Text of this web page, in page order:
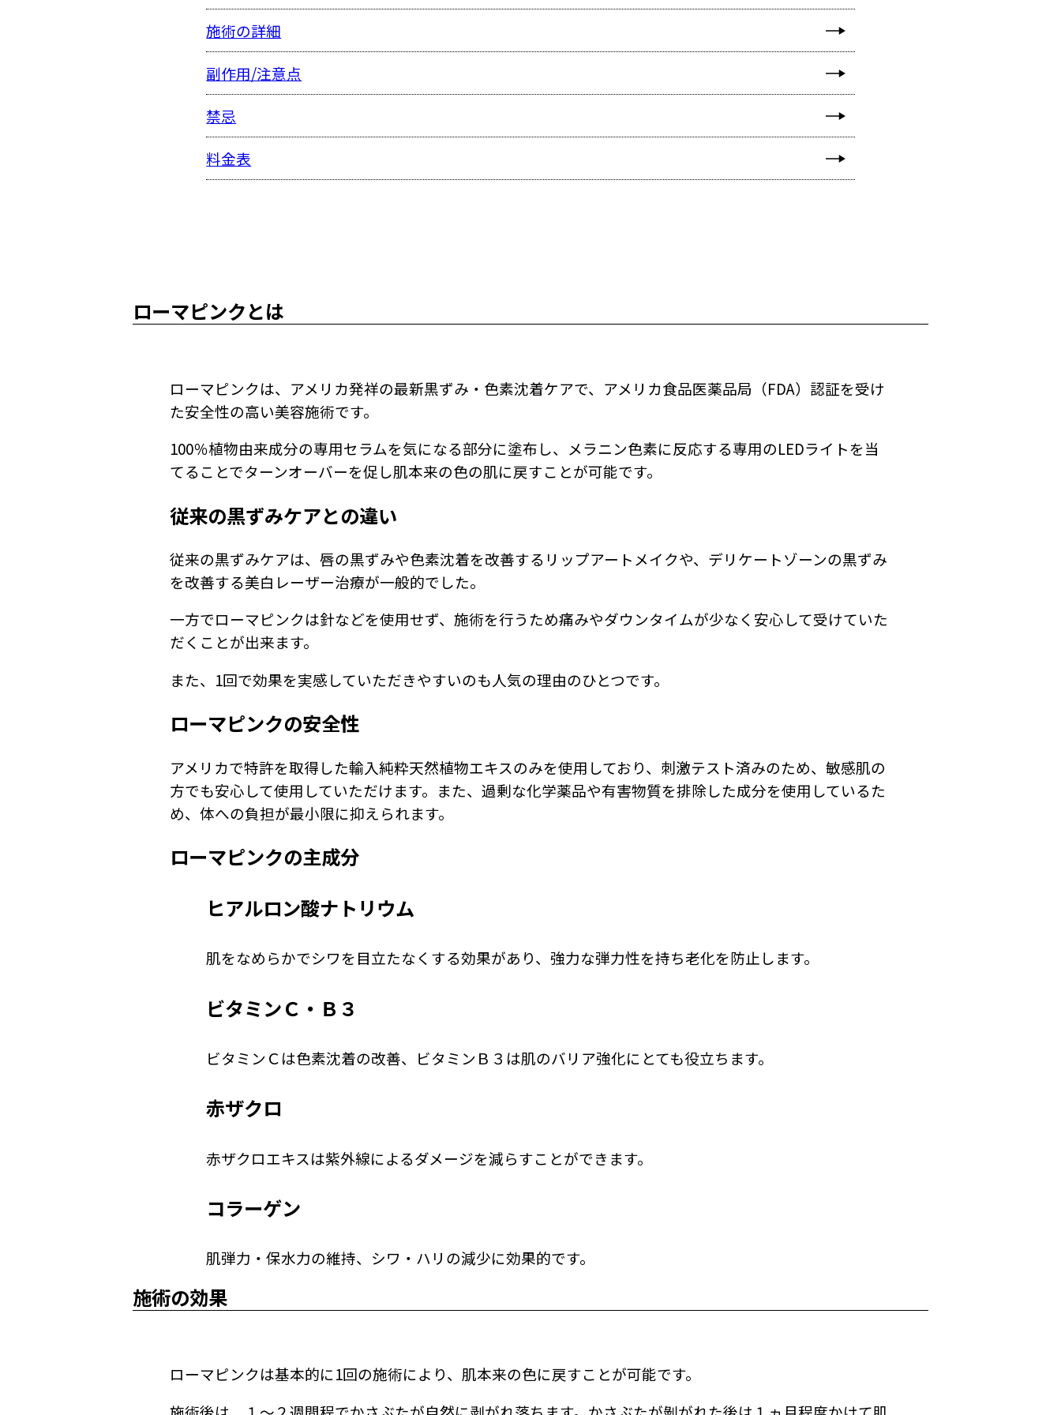
施術の詳細
副作用/注意点
禁忌
料金表
ローマピンクとは
ローマピンクは、アメリカ発祥の最新黒ずみ・色素沈着ケアで、アメリカ食品医薬品局（FDA）認証を受け
た安全性の高い美容施術です。
100％植物由来成分の専用セラムを気になる部分に塗布し、メラニン色素に反応する専用のLEDライトを当
てることでターンオーバーを促し肌本来の色の肌に戻すことが可能です。
従来の黒ずみケアとの違い
従来の黒ずみケアは、唇の黒ずみや色素沈着を改善するリップアートメイクや、デリケートゾーンの黒ずみ
を改善する美白レーザー治療が一般的でした。
一方でローマピンクは針などを使用せず、施術を行うため痛みやダウンタイムが少なく安心して受けていた
だくことが出来ます。
また、1回で効果を実感していただきやすいのも人気の理由のひとつです。
ローマピンクの安全性
アメリカで特許を取得した輸入純粋天然植物エキスのみを使用しており、刺激テスト済みのため、敏感肌の
方でも安心して使用していただけます。また、過剰な化学薬品や有害物質を排除した成分を使用しているた
め、体への負担が最小限に抑えられます。
ローマピンクの主成分
ヒアルロン酸ナトリウム
肌をなめらかでシワを目立たなくする効果があり、強力な弾力性を持ち老化を防止します。
ビタミンＣ・Ｂ３
ビタミンＣは色素沈着の改善、ビタミンＢ３は肌のバリア強化にとても役立ちます。
赤ザクロ
赤ザクロエキスは紫外線によるダメージを減らすことができます。
コラーゲン
肌弾力・保水力の維持、シワ・ハリの減少に効果的です。
施術の効果
ローマピンクは基本的に1回の施術により、肌本来の色に戻すことが可能です。